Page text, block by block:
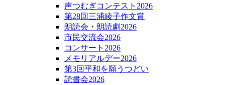
声つむぎコンテスト2026
第28回三浦綾子作文賞
朗読会・朗読劇2026
市民交流会2026
コンサート2026
メモリアルデー2026
第3回平和を願うつどい
読書会2026